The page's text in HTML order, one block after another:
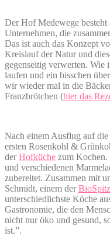
Der Hof Medewege besteht
Unternehmen, die
Das ist auch das Konzept
Kreislauf der Natur und
gegenseitig verwerten. Wie
laufen und ein bisschen
wir wieder mal in die
Franzbrötchen (hier das
Nach einem Ausflug auf
ersten Rosenkohl &
derHofküche zum Kochen.
und verschiedenen
zubereitet. Zusammen mit
Schmidt, einem der
unterschiedlichste Köche
Gastronomie, die den
nicht nur öko und gesund,
ist.”.